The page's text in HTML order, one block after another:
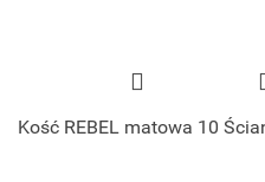
Kość REBEL matowa 10